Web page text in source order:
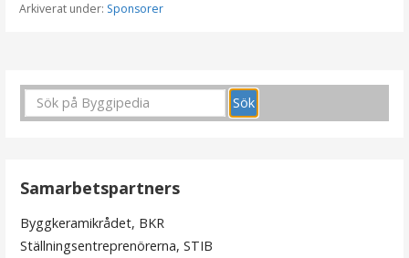
Arkiverat under: Sponsorer
g
Samarbetspartners
Byggkeramikrådet, BKR
Ställningsentreprenörerna, STIB